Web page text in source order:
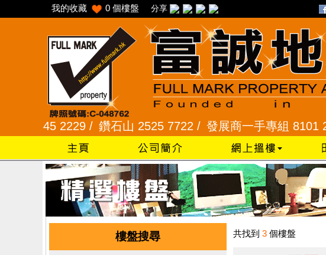
我的收藏 0 個樓盤 分享
2229 /鑽石山 2525 7722 /發展商一手專組 8101 2345 /
樓盤搜尋 共找到 3 個樓盤